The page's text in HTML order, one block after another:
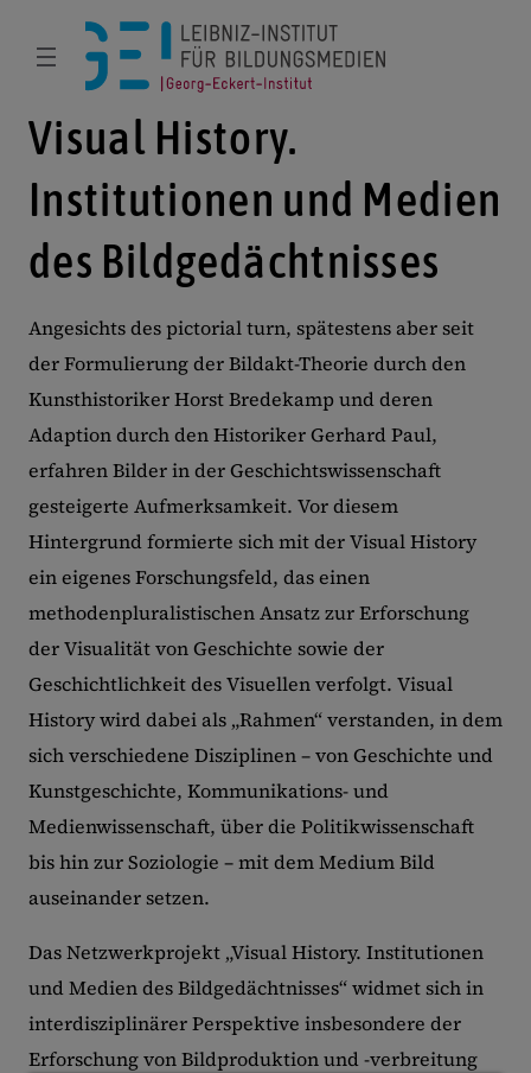
Visual History.
Institutionen und Medien
des Bildgedächtnisses
Angesichts des pictorial turn, spätestens aber seit
der Formulierung der Bildakt-Theorie durch den
Kunsthistoriker Horst Bredekamp und deren
Adaption durch den Historiker Gerhard Paul,
erfahren Bilder in der Geschichtswissenschaft
gesteigerte Aufmerksamkeit. Vor diesem
Hintergrund formierte sich mit der Visual History
ein eigenes Forschungsfeld, das einen
methodenpluralistischen Ansatz zur Erforschung
der Visualität von Geschichte sowie der
Geschichtlichkeit des Visuellen verfolgt. Visual
History wird dabei als „Rahmen“ verstanden, in dem
sich verschiedene Disziplinen – von Geschichte und
Kunstgeschichte, Kommunikations- und
Medienwissenschaft, über die Politikwissenschaft
bis hin zur Soziologie – mit dem Medium Bild
auseinander setzen.
Das Netzwerkprojekt „Visual History. Institutionen
und Medien des Bildgedächtnisses“ widmet sich in
interdisziplinärer Perspektive insbesondere der
Erforschung von Bildproduktion und -verbreitung